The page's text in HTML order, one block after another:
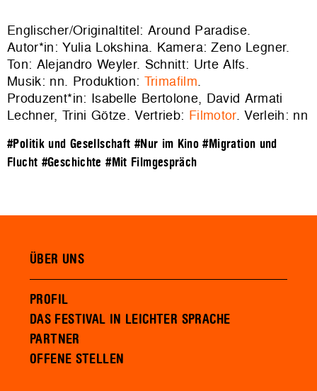
Englischer/Originaltitel: Around Paradise.
Autor*in: Yulia Lokshina. Kamera: Zeno Legner.
Ton: Alejandro Weyler. Schnitt: Urte Alfs.
Musik: nn. Produktion: Trimafilm.
Produzent*in: Isabelle Bertolone, David Armati
Lechner, Trini Götze. Vertrieb: Filmotor. Verleih: nn
#Politik und Gesellschaft #Nur im Kino #Migration und
Flucht #Geschichte #Mit Filmgespräch
ÜBER UNS
PROFIL
DAS FESTIVAL IN LEICHTER SPRACHE
PARTNER
OFFENE STELLEN